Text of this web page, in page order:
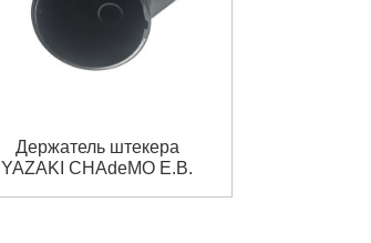
Держатель штекера
YAZAKI CHAdeMO Е.В.